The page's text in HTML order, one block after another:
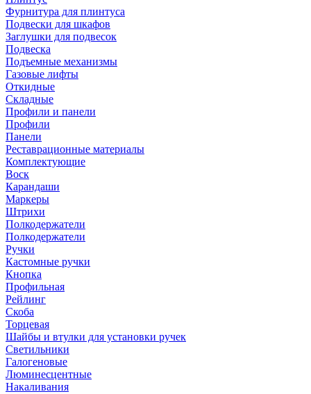
Фурнитура для плинтуса
Подвески для шкафов
Заглушки для подвесок
Подвеска
Подъемные механизмы
Газовые лифты
Откидные
Складные
Профили и панели
Профили
Панели
Реставрационные материалы
Комплектующие
Воск
Карандаши
Маркеры
Штрихи
Полкодержатели
Полкодержатели
Ручки
Кастомные ручки
Кнопка
Профильная
Рейлинг
Скоба
Торцевая
Шайбы и втулки для установки ручек
Светильники
Галогеновые
Люминесцентные
Накаливания